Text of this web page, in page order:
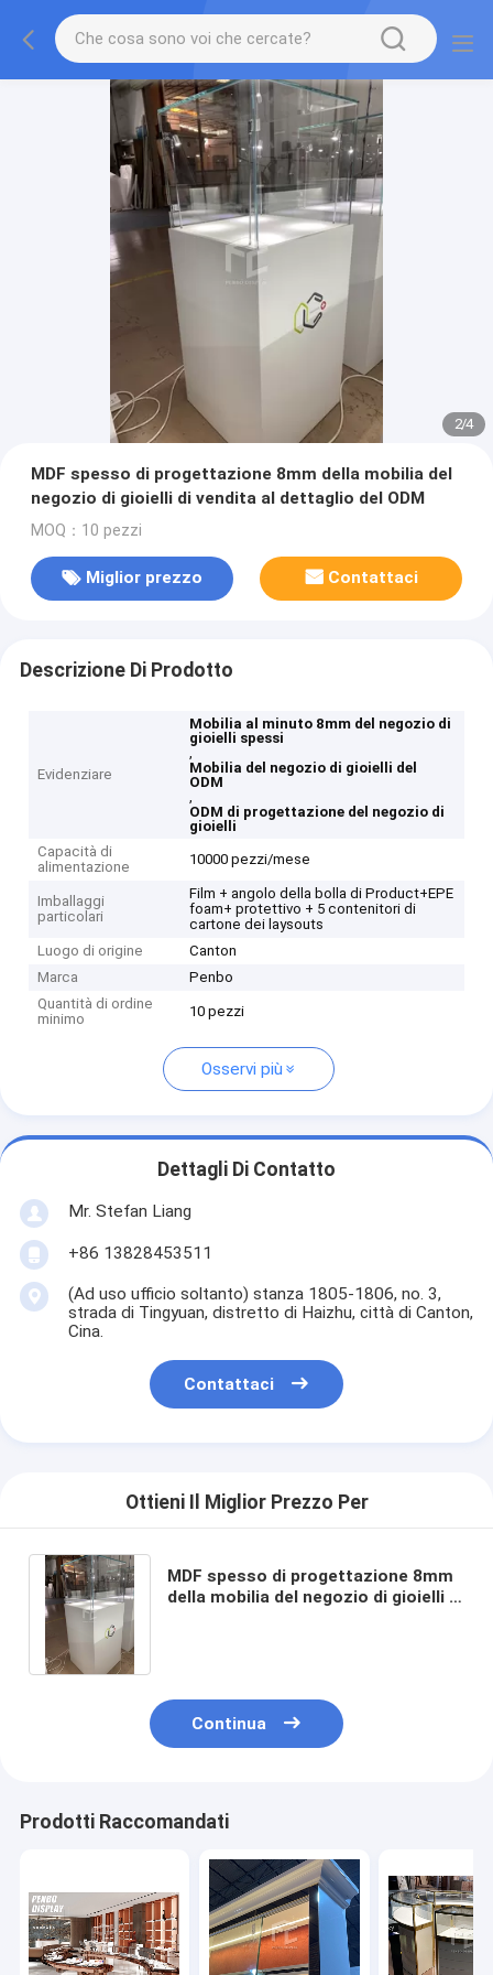
2/4
MDF spesso di progettazione 8mm della mobilia del
negozio di gioielli di vendita al dettaglio del ODM
MOQ：10 pezzi
Miglior prezzo Contattaci
Descrizione Di Prodotto
Evidenziare
Mobilia al minuto 8mm del negozio di
gioielli spessi
,
Mobilia del negozio di gioielli del
ODM
,
ODM di progettazione del negozio di
gioielli
Capacità di
alimentazione
10000 pezzi/mese
Imballaggi
particolari
Film + angolo della bolla di Product+EPE
foam+ protettivo + 5 contenitori di
cartone dei laysouts
Luogo di origine
Canton
Marca
Penbo
Quantità di ordine
minimo
10 pezzi
Osservi più
Dettagli Di Contatto
Mr. Stefan Liang
+86 13828453511
(Ad uso ufficio soltanto) stanza 1805-1806, no. 3,
strada di Tingyuan, distretto di Haizhu, città di Canton,
Cina.
Contattaci
Ottieni Il Miglior Prezzo Per
MDF spesso di progettazione 8mm
della mobilia del negozio di gioielli di
Continua
Prodotti Raccomandati